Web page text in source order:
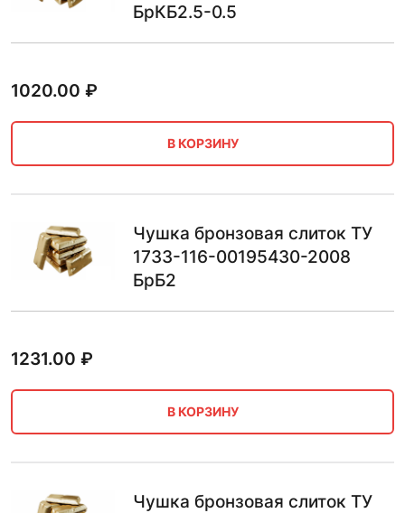
БрКБ2.5-0.5
1020.00 ₽
В КОРЗИНУ
Чушка бронзовая слиток ТУ
1733-116-00195430-2008
БрБ2
1231.00 ₽
В КОРЗИНУ
Чушка бронзовая слиток ТУ